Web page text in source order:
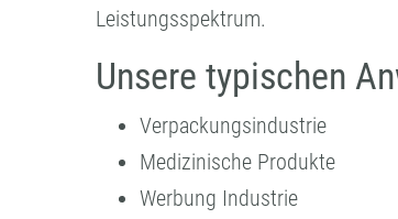
Leistungsspektrum.
Unsere typischen
Verpackungsindustrie
Medizinische Produkte
Werbung Industrie